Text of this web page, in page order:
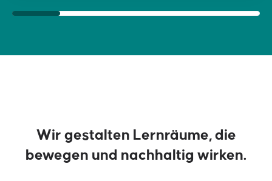
Wir gestalten Lernräume, die
bewegen und nachhaltig wirken.